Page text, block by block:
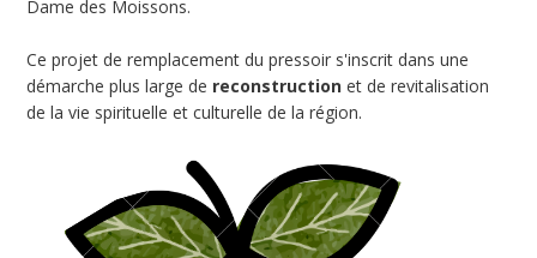
Dame des Moissons.
Ce projet de remplacement du pressoir s'inscrit dans une
démarche plus large de reconstruction et de revitalisation
de la vie spirituelle et culturelle de la région.